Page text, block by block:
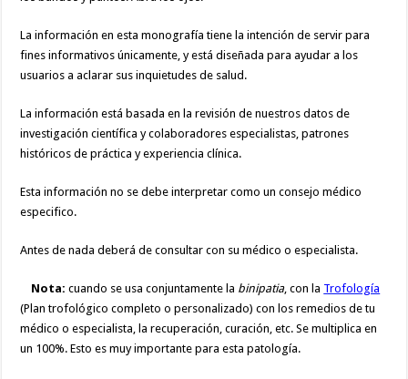
La información en esta monografía tiene la intención de servir para
fines informativos únicamente, y está diseñada para ayudar a los
usuarios a aclarar sus inquietudes de salud.
La información está basada en la revisión de nuestros datos de
investigación científica y colaboradores especialistas, patrones
históricos de práctica y experiencia clínica.
Esta información no se debe interpretar como un consejo médico
especifico.
Antes de nada deberá de consultar con su médico o especialista.
Nota:cuando se usa conjuntamente la binipatia, con la Trofología
(Plan trofológico completo o personalizado) con los remedios de tu
médico o especialista, la recuperación, curación, etc. Se multiplica en
un 100%. Esto es muy importante para esta patología.